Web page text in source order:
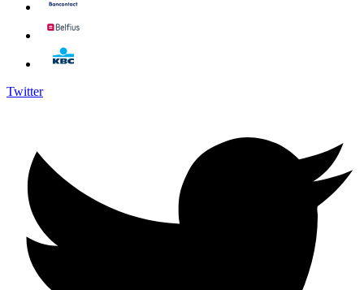
Twitter